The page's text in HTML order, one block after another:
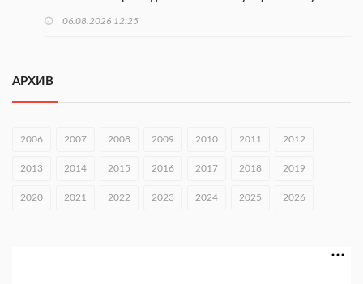
06.08.2026 12:25
АРХИВ
2006 2007 2008 2009 2010 2011 2012
2013 2014 2015 2016 2017 2018 2019
2020 2021 2022 2023 2024 2025 2026